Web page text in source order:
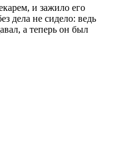
и зажило его
дела не сидело: ведь
а теперь он был